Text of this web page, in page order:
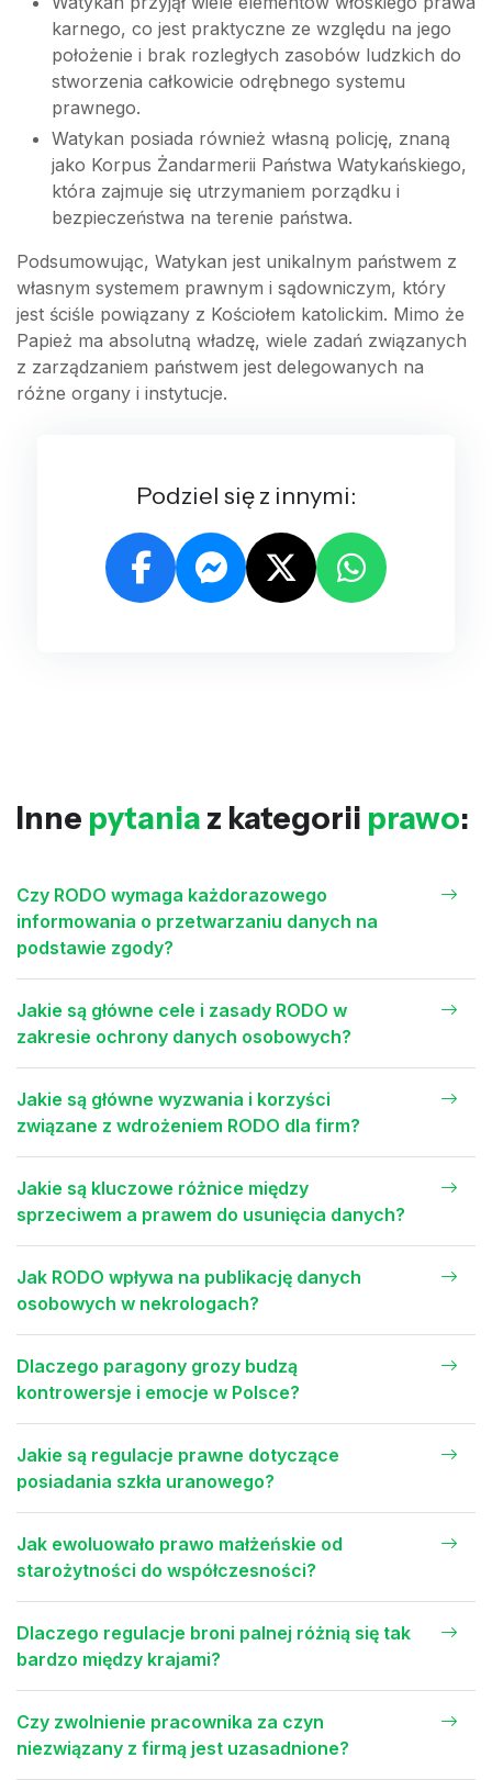
karnego, co jest praktyczne ze względu na jego
położenie i brak rozległych zasobów ludzkich do
stworzenia całkowicie odrębnego systemu
prawnego.
Watykan posiada również własną policję, znaną
jako Korpus Żandarmerii Państwa Watykańskiego,
która zajmuje się utrzymaniem porządku i
bezpieczeństwa na terenie państwa.
Podsumowując, Watykan jest unikalnym państwem z
własnym systemem prawnym i sądowniczym, który
jest ściśle powiązany z Kościołem katolickim. Mimo że
Papież ma absolutną władzę, wiele zadań związanych
z zarządzaniem państwem jest delegowanych na
różne organy i instytucje.
Podziel się z innymi:
Inne pytania z kategorii prawo:
Czy RODO wymaga każdorazowego
informowania o przetwarzaniu danych na
podstawie zgody?
Jakie są główne cele i zasady RODO w
zakresie ochrony danych osobowych?
Jakie są główne wyzwania i korzyści
związane z wdrożeniem RODO dla firm?
Jakie są kluczowe różnice między
sprzeciwem a prawem do usunięcia danych?
Jak RODO wpływa na publikację danych
osobowych w nekrologach?
Dlaczego paragony grozy budzą
kontrowersje i emocje w Polsce?
Jakie są regulacje prawne dotyczące
posiadania szkła uranowego?
Jak ewoluowało prawo małżeńskie od
starożytności do współczesności?
Dlaczego regulacje broni palnej różnią się tak
bardzo między krajami?
Czy zwolnienie pracownika za czyn
niezwiązany z firmą jest uzasadnione?